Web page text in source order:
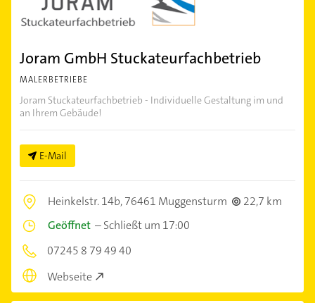
Joram GmbH Stuckateurfachbetrieb
MALERBETRIEBE
Joram Stuckateurfachbetrieb - Individuelle Gestaltung im und
an Ihrem Gebäude!
E-Mail
Heinkelstr. 14b,76461 Muggensturm
22,7 km
Geöffnet –Schließt um 17:00
07245 8 79 49 40
Webseite